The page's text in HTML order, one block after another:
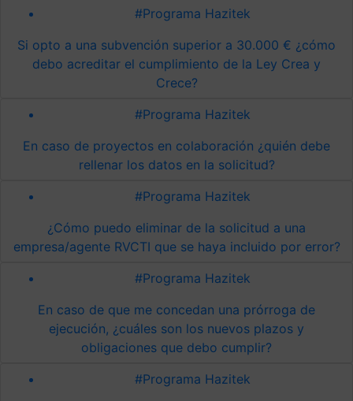
#Programa Hazitek
Si opto a una subvención superior a 30.000 € ¿cómo
debo acreditar el cumplimiento de la Ley Crea y
Crece?
#Programa Hazitek
En caso de proyectos en colaboración ¿quién debe
rellenar los datos en la solicitud?
#Programa Hazitek
¿Cómo puedo eliminar de la solicitud a una
empresa/agente RVCTI que se haya incluido por error?
#Programa Hazitek
En caso de que me concedan una prórroga de
ejecución, ¿cuáles son los nuevos plazos y
obligaciones que debo cumplir?
#Programa Hazitek